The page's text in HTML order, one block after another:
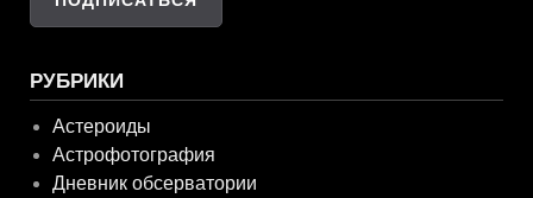
РУБРИКИ
Астероиды
Астрофотография
Дневник обсерватории